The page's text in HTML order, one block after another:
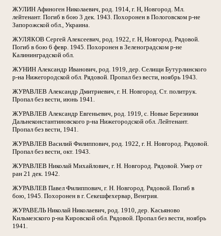
ЖУЛИН Афиноген Николаевич, род. 1914, г. Н, Новгород. Мл.
лейтенант. Погиб в бою 3 дек. 1943. Похоронен в Пологовском р-не
Запорожской обл., Украина.
ЖУЛЯКОВ Сергей Алексеевич, род. 1922, г. Н, Новгород. Рядовой.
Погиб в бою 6 февр. 1945. Похоронен в Зеленоградском р-не
Калининградской обл.
ЖУНИН Александр Иванович, род. 1919, дер. Селищи Бутурлинского
р-на Нижегородской обл. Рядовой. Пропал без вести, ноябрь 1943.
ЖУРАВЛЕВ Александр Дмитриевич, г. Н. Новгород. Ст. политрук.
Пропал без вести, июнь 1941.
ЖУРАВЛЕВ Александр Евгеньевич, род. 1919, с. Новые Березники
Дальнеконстантиновского р-на Нижегородской обл. Лейтенант.
Пропал без вести, 1941.
ЖУРАВЛЕВ Василий Филиппович, род. 1922, г. Н. Новгород. Рядовой.
Пропал без вести, окт. 1943.
ЖУРАВЛЕВ Николай Михайлович, г. Н. Новгород. Рядовой. Умер от
ран 21 дек. 1942.
ЖУРАВЛЕВ Павел Филиппович, г. Н. Новгород. Рядовой. Погиб в
бою, 1945. Похоронен в г. Секешфехервар, Венгрия.
ЖУРАВЕЛЬ Николай Николаевич, род. 1910, дер. Касьяново
Кильмезского р-на Кировской обл. Рядовой. Пропал без вести, ноябрь
1941.